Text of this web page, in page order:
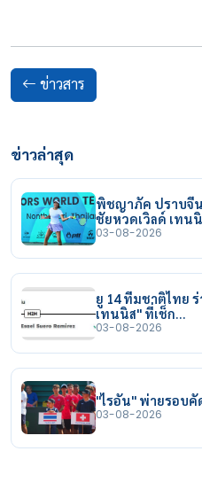
ข่าวสาร
ข่าวล่าสุด
พิชญาภัค ปราบจี
ชัยหวดเวิลด์ เทน
03-08-2026
ยู 14 ทีมชาติไทย
เทนนิส" ที่เช็ก…
03-08-2026
"ไรอัน" พ่ายรอบคั
03-08-2026